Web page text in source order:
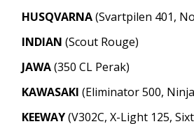
HUSQVARNA(Svartpilen 401,
INDIAN (Scout Rouge)
JAWA(350 CL Perak)
KAWASAKI (Eliminator 500, Ninja
KEEWAY(V302C, X-Light 125,